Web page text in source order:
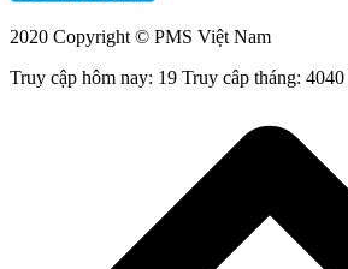
2020 Copyright © PMS Việt Nam
Truy cập hôm nay: 19 Truy câp tháng: 4040